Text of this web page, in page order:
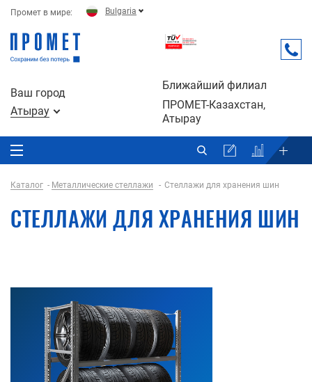
Промет в мире: Bulgaria
Ваш город
Атырау
Ближайший филиал
ПРОМЕТ-Казахстан,
Атырау
Каталог Металлические стеллажи Стеллажи для хранения шин
СТЕЛЛАЖИ ДЛЯ ХРАНЕНИЯ ШИН